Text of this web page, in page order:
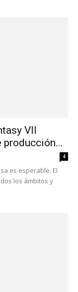
VII
producción...
4
es esperable. El
los ámbitos y